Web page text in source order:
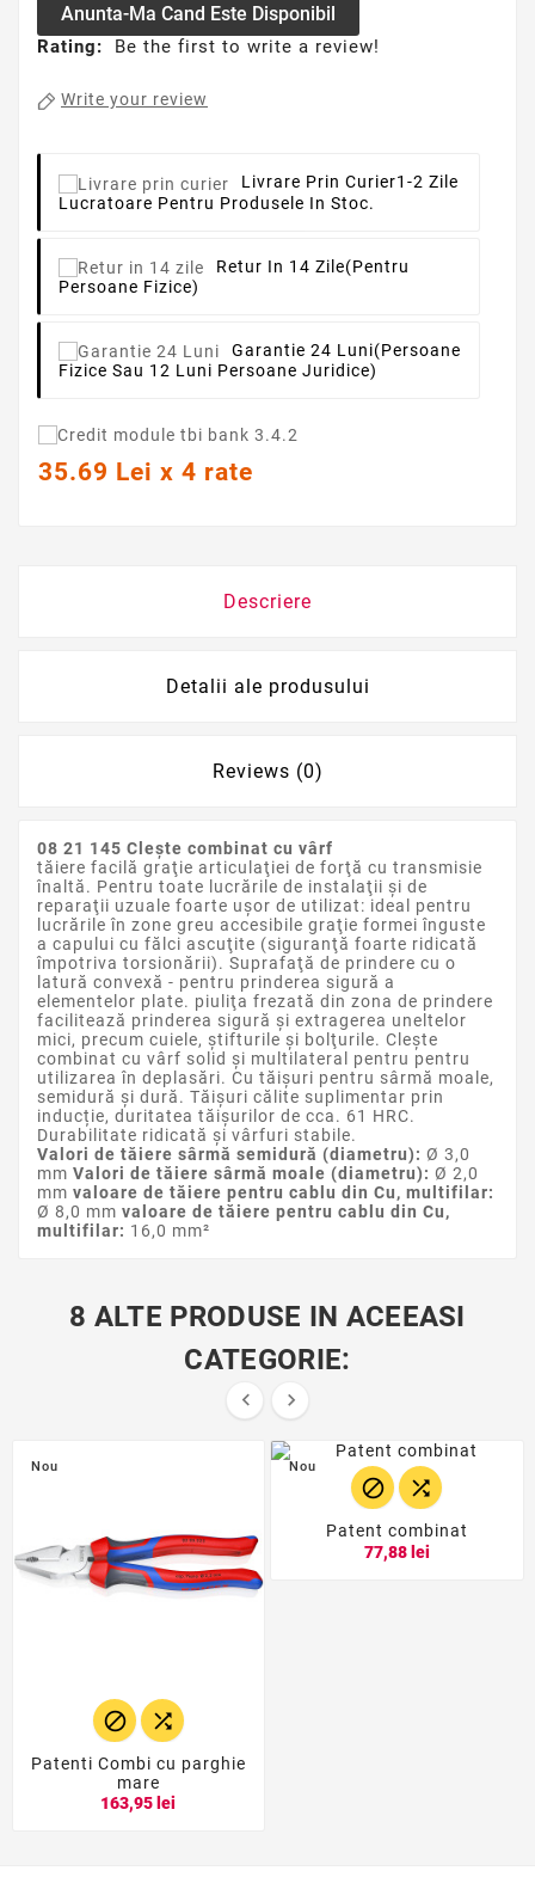
Anunta-Ma Cand Este Disponibil
Rating: Be the first to write a review!
Write your review
Livrare Prin Curier1-2 Zile
Lucratoare Pentru Produsele In Stoc.
Retur In 14 Zile(pentru
Persoane Fizice)
Garantie 24 Luni(persoane
Fizice Sau 12 Luni Persoane Juridice)
35.69 Lei x 4 rate
Descriere
Detalii ale produsului
Reviews (0)
08 21 145 Cleşte combinat cu vârf
tăiere facilă graţie articulaţiei de forţă cu transmisie
înaltă. Pentru toate lucrările de instalaţii şi de
reparaţii uzuale foarte uşor de utilizat: ideal pentru
lucrările în zone greu accesibile graţie formei înguste
a capului cu fălci ascuţite (siguranţă foarte ridicată
împotriva torsionării). Suprafaţă de prindere cu o
latură convexă - pentru prinderea sigură a
elementelor plate. piuliţa frezată din zona de prindere
facilitează prinderea sigură şi extragerea uneltelor
mici, precum cuiele, ştifturile şi bolţurile. Cleşte
combinat cu vârf solid şi multilateral pentru pentru
utilizarea în deplasări. Cu tăișuri pentru sârmă moale,
semidură și dură. Tăișuri călite suplimentar prin
inducție, duritatea tăișurilor de cca. 61 HRC.
Durabilitate ridicată şi vârfuri stabile.
Valori de tăiere sârmă semidură (diametru): Ø 3,0
mm Valori de tăiere sârmă moale (diametru): Ø 2,0
mm valoare de tăiere pentru cablu din Cu, multifilar:
Ø 8,0 mm valoare de tăiere pentru cablu din Cu,
multifilar: 16,0 mm²
8 ALTE PRODUSE IN ACEEASI
CATEGORIE:
 
Nou
 
Patenti Combi cu parghie
mare
163,95 lei
Nou
 
Patent combinat
77,88 lei